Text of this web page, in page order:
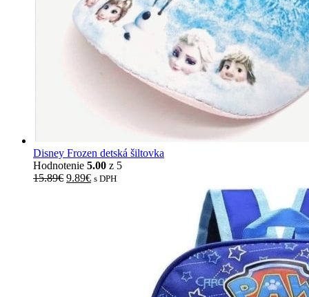
Disney Frozen detská šiltovka
Hodnotenie 5.00 z 5
15.89€ 9.89€ s DPH